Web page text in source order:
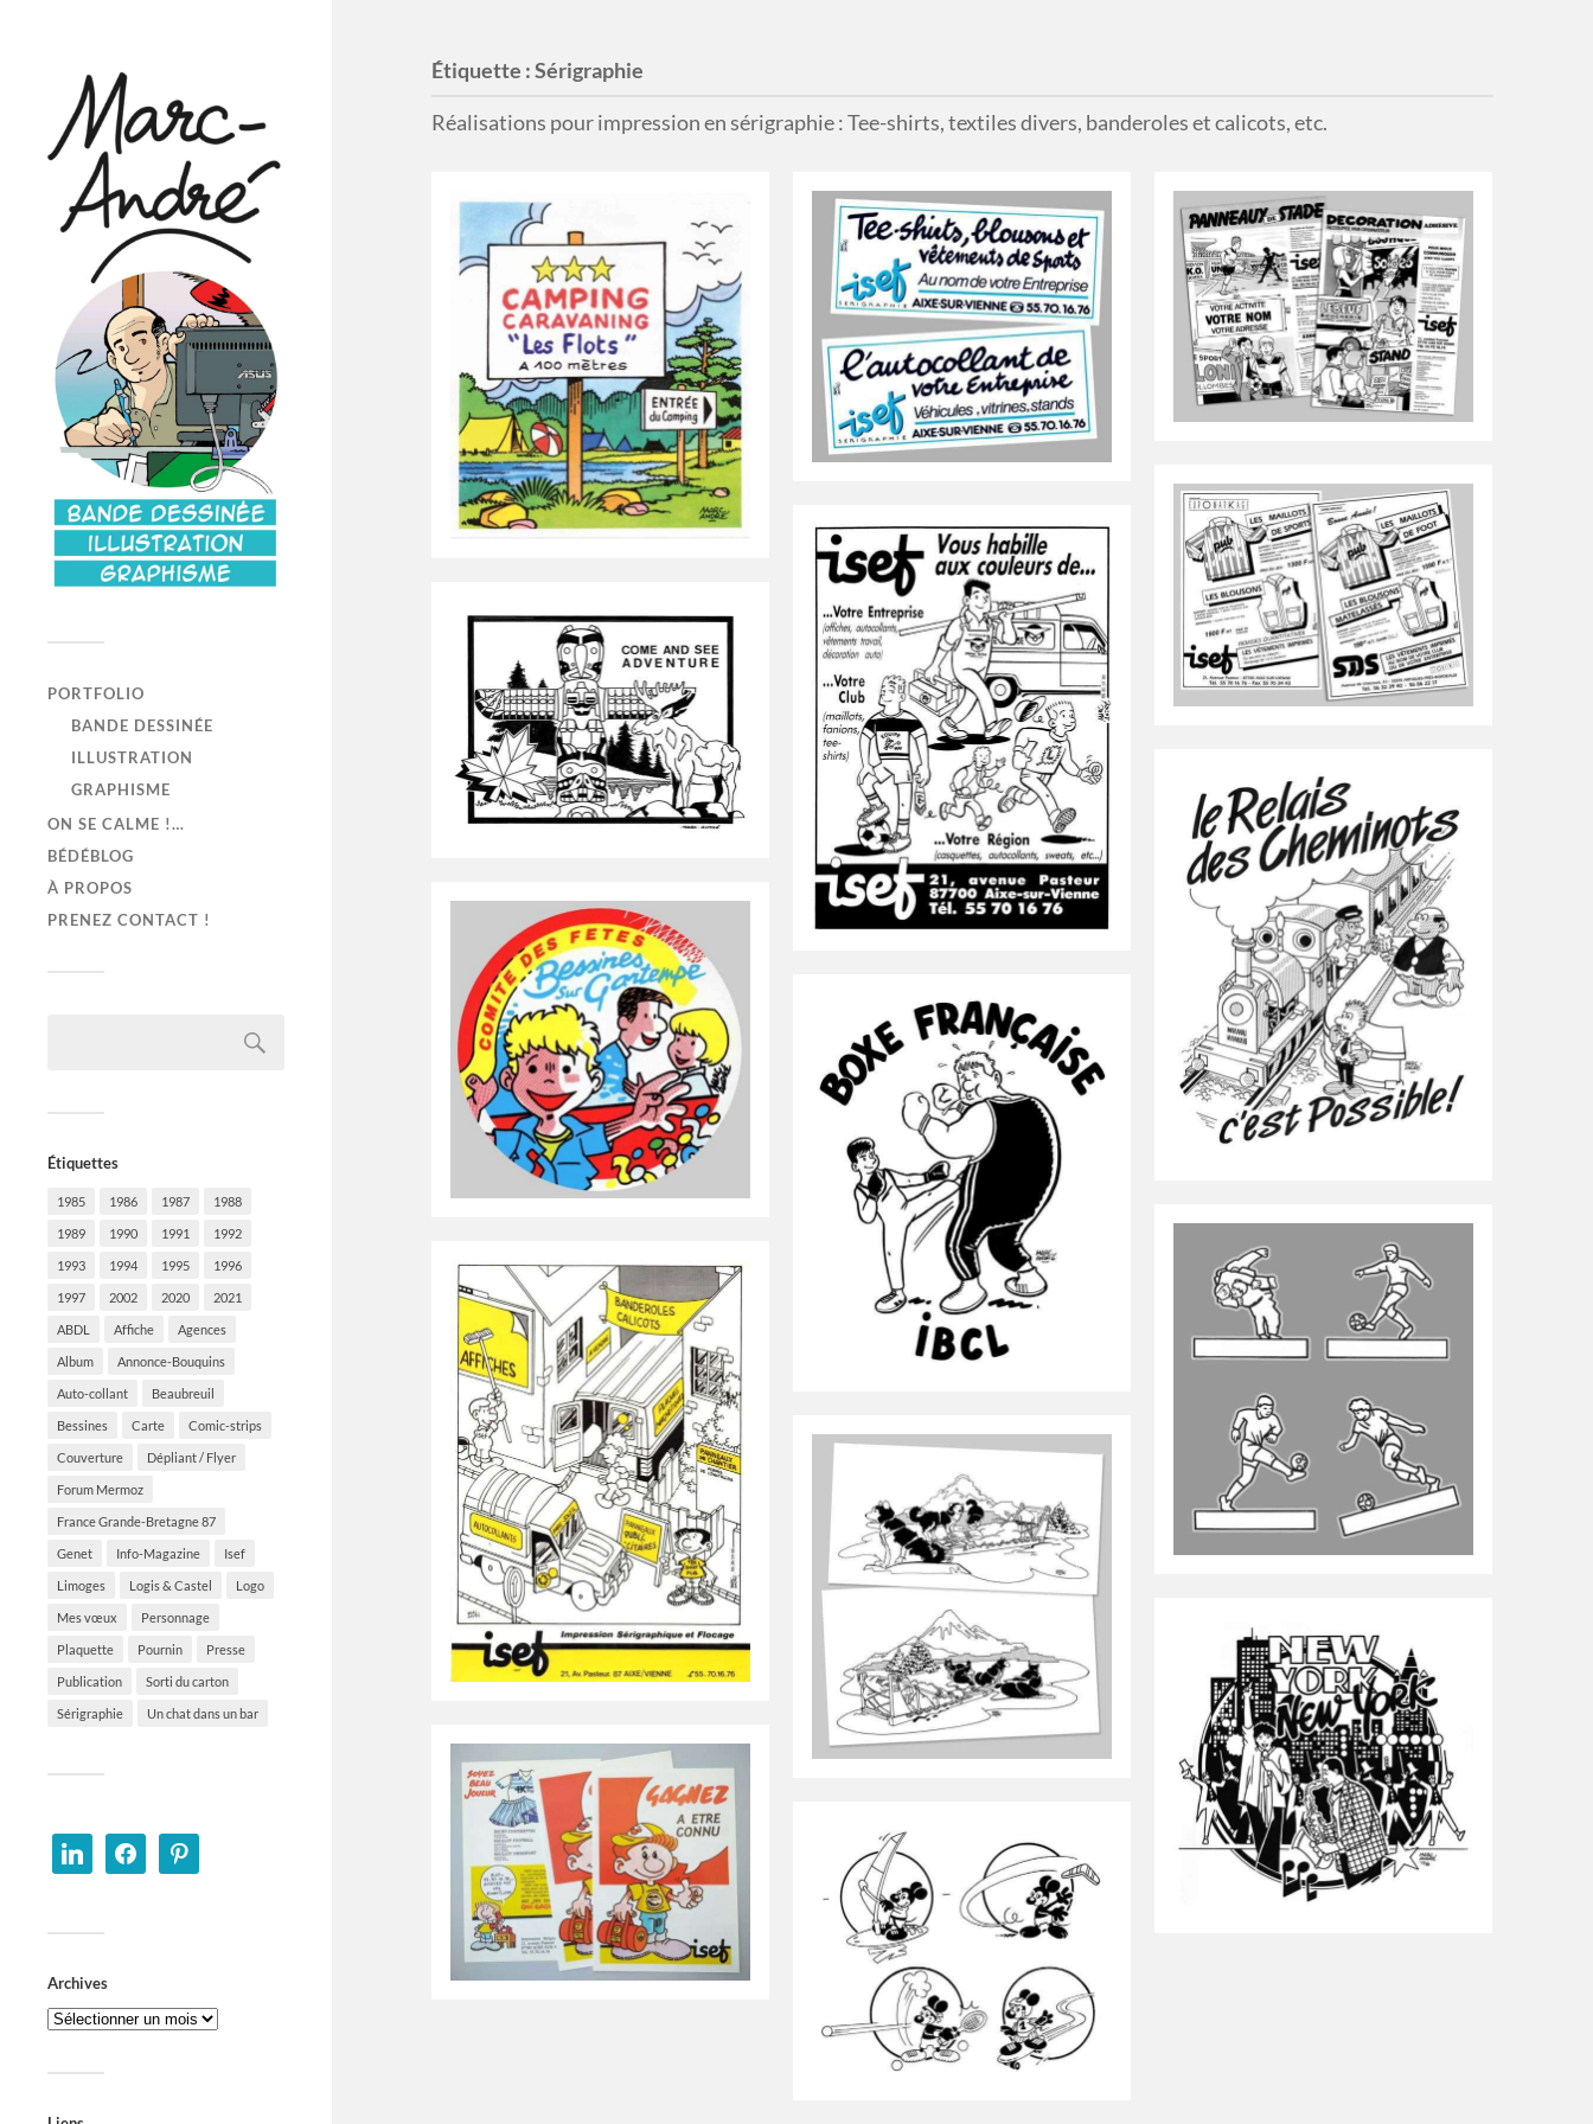
PORTFOLIO
BANDE DESSINÉE
ILLUSTRATION
GRAPHISME
ON SE CALME !…
BÉDÉBLOG
À PROPOS
PRENEZ CONTACT !
Étiquettes
1985 1986 1987 1988
1989 1990 1991 1992
1993 1994 1995 1996
1997 2002 2020 2021
ABDL Affiche Agences
Album Annonce-Bouquins
Auto-collant Beaubreuil
Bessines Carte Comic-strips
Couverture Dépliant / Flyer
Forum Mermoz
France Grande-Bretagne 87
Genet Info-Magazine Isef
Limoges Logis & Castel Logo
Mes vœux Personnage
Plaquette Pournin Presse
Publication Sorti du carton
Sérigraphie Un chat dans un bar
Archives
Étiquette :Sérigraphie
Réalisations pour impression en sérigraphie : Tee-shirts, textiles divers, banderoles et calicots, etc.